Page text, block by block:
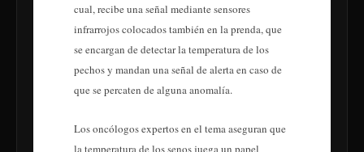
cual, recibe una señal mediante sensores
infrarrojos colocados también en la prenda, que
se encargan de detectar la temperatura de los
pechos y mandan una señal de alerta en caso de
que se percaten de alguna anomalía.
Los oncólogos expertos en el tema aseguran que
la temperatura de los senos juega un papel